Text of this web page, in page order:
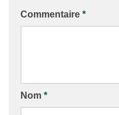
Commentaire *
Nom *